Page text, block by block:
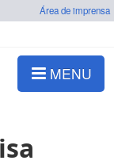
Área de imprensa
MENU